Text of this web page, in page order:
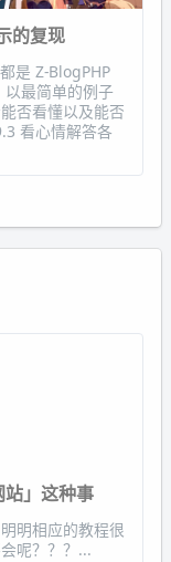
的复现
是 Z-BlogPHP
最简单的例子
否看懂以及能否
看心情解答各
站」这种事
明相应的教程很
呢？？？...